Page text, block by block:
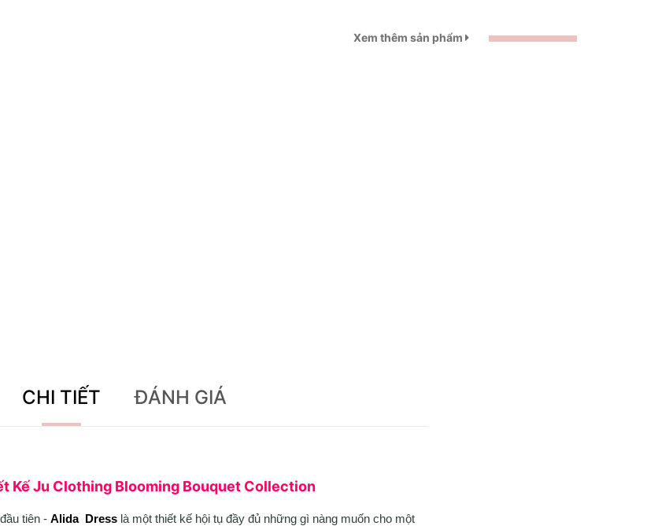
Xem thêm sản phẩm
CHI TIẾT ĐÁNH GIÁ
Kế Ju Clothing Blooming Bouquet Collection
tiên - Alida Dress là một thiết kế hội tụ đầy đủ những gì nàng muốn cho một